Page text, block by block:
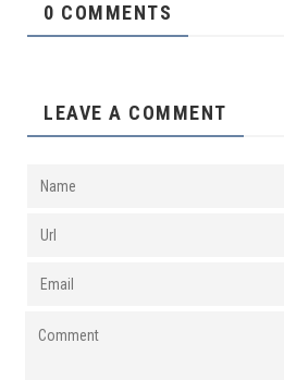
0 COMMENTS
LEAVE A COMMENT